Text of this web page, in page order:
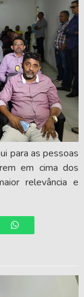
para as pessoas
em cima dos
relevância e